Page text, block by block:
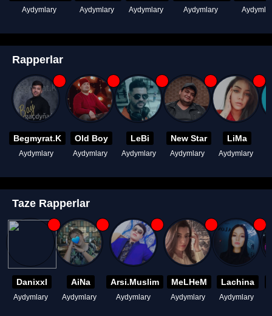
Aydymlary Aydymlary Aydymlary Aydymlary
Rapperlar
Begmyrat.K
Aydymlary
Old Boy
Aydymlary
LeBi
Aydymlary
New Star
Aydymlary
LiMa
Aydymlary
Taze Rapperlar
Danixxl
Aydymlary
AiNa
Aydymlary
Arsi.Muslim
Aydymlary
MeLHeM
Aydymlary
Lachina
Aydymlary